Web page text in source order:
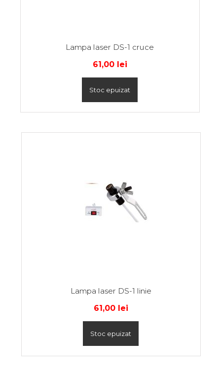
Lampa laser DS-1 cruce
61,00 lei
Stoc epuizat
Lampa laser DS-1 linie
61,00 lei
Stoc epuizat